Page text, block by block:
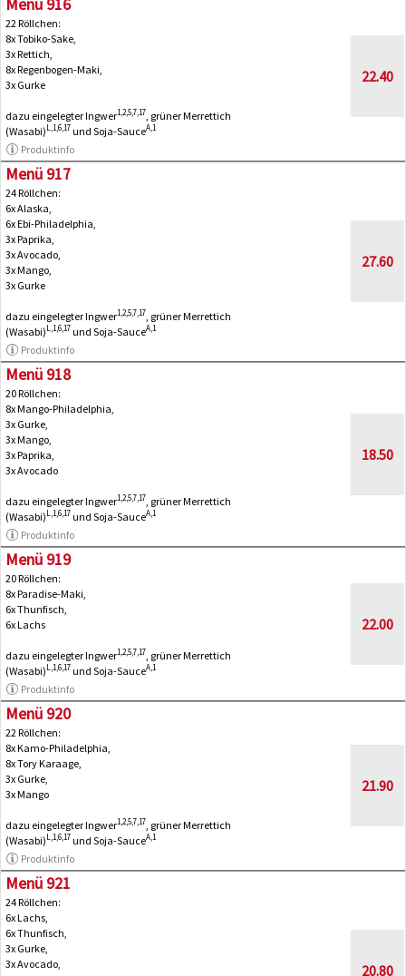
22 Röllchen:
8x Tobiko-Sake,
3x Rettich,
8x Regenbogen-Maki,
3x Gurke
dazu eingelegter Ingwer1,2,5,7,17 , grüner Merrettich
(Wasabi)L,1,6,17und Soja-SauceA,1
Produktinfo
22.40
Menü 917
24 Röllchen:
6x Alaska,
6x Ebi-Philadelphia,
3x Paprika,
3x Avocado,
3x Mango,
3x Gurke
dazu eingelegter Ingwer1,2,5,7,17 , grüner Merrettich
(Wasabi)L,1,6,17und Soja-SauceA,1
Produktinfo
27.60
Menü 918
20 Röllchen:
8x Mango-Philadelphia,
3x Gurke,
3x Mango,
3x Paprika,
3x Avocado
dazu eingelegter Ingwer1,2,5,7,17 , grüner Merrettich
(Wasabi)L,1,6,17und Soja-SauceA,1
Produktinfo
18.50
Menü 919
20 Röllchen:
8x Paradise-Maki,
6x Thunfisch,
6x Lachs
dazu eingelegter Ingwer1,2,5,7,17 , grüner Merrettich
(Wasabi)L,1,6,17und Soja-SauceA,1
Produktinfo
22.00
Menü 920
22 Röllchen:
8x Kamo-Philadelphia,
8x Tory Karaage,
3x Gurke,
3x Mango
dazu eingelegter Ingwer1,2,5,7,17 , grüner Merrettich
(Wasabi)L,1,6,17und Soja-SauceA,1
Produktinfo
21.90
Menü 921
24 Röllchen:
6x Lachs,
6x Thunfisch,
3x Gurke,
3x Avocado,
20.80